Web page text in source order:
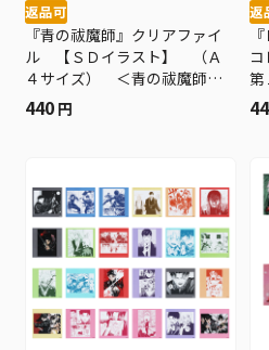
返品可
『青の祓魔師』クリアファイ
ル 【ＳＤイラスト】 （Ａ
４サイズ） ＜青の祓魔師展
＞ ＢＥ１
440 円
返